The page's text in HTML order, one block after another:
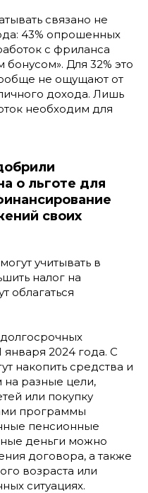
связано не
43% опрошенных
с фриланса
бонусом». Для 32% это
не ощущают от
дохода. Лишь
необходим для
о льготе для
своих
учитывать в
налог на
облагаться
января 2024 года. С
накопить средства и
на разные цели,
или покупку
программы
пенсионные
деньги можно
договора, а также
возраста или
ситуациях.